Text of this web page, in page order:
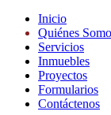
Inicio
Quiénes
Servicios
Inmuebles
Proyectos
Formularios
Contáctenos